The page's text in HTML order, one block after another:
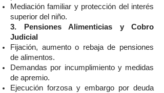
Mediación familiar y protección del interés
superior del niño.
3. Pensiones Alimenticias y Cobro
Judicial
Fijación, aumento o rebaja de pensiones
de alimentos.
Demandas por incumplimiento y medidas
de apremio.
Ejecución forzosa y embargo por deuda